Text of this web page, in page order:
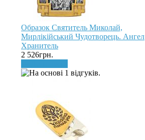
Образок Святитель Миколай,
Мирлікійський Чудотворець. Ангел
Хранитель
2 526грн.